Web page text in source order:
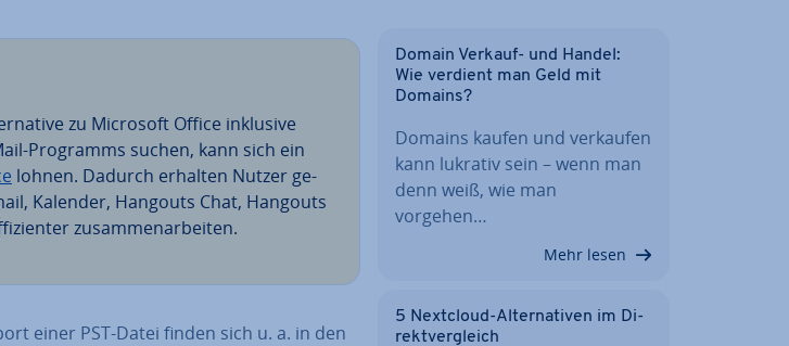
zu Microsoft Office inklusive
Programms suchen, kann sich ein
lohnen. Dadurch erhalten Nutzer ge­
Kalender, Hangouts Chat, Hangouts
zu­sam­men­ar­bei­ten.
einer PST-Datei finden sich u. a. in den
Domain Verkauf- und Handel:
Wie verdient man Geld mit
Domains?
Domains kaufen und verkaufen
kann lukrativ sein – wenn man
denn weiß, wie man
vorgehen…
Mehr lesen
5 Nextcloud-Al­ter­na­ti­ven im Di­
rekt­ver­gleich